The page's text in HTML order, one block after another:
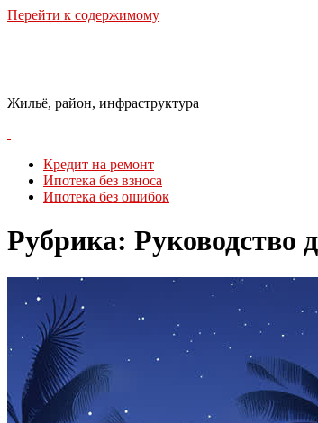
Перейти к содержимому
Жильё, район, инфраструктура
Кредит на ремонт
Ипотека без взноса
Ипотека без ошибок
Рубрика: Руководство